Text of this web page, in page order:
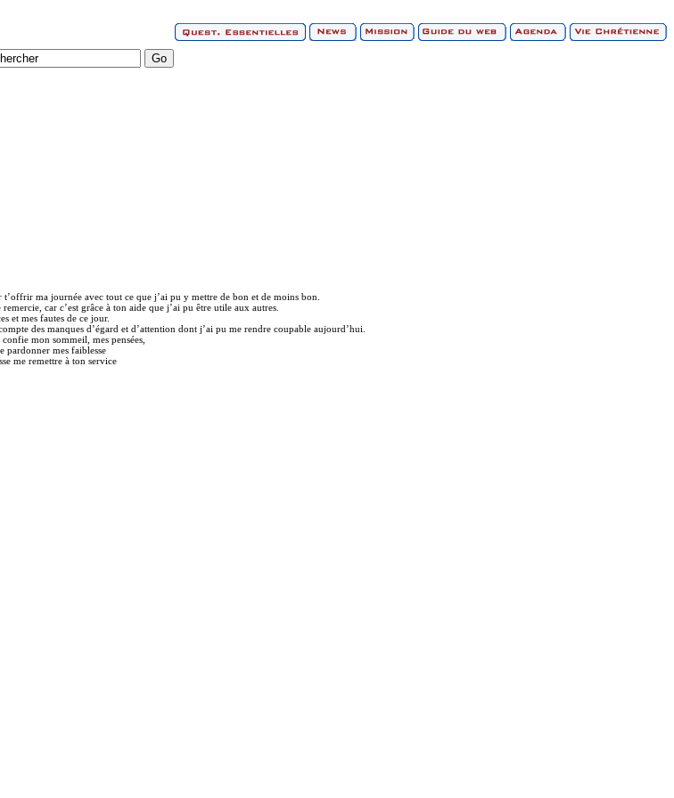
ma journée avec tout ce que j’ai pu y mettre de bon et de moins bon.
car c’est grâce à ton aide que j’ai pu être utile aux autres.
et mes fautes de ce jour.
des manques d’égard et d’attention dont j’ai pu me rendre coupable aujourd’hui.
mon sommeil, mes pensées,
pardonner mes faiblesse
me remettre à ton service